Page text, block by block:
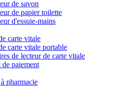
de savon
de papier toilette
d'essuie-mains
carte vitale
carte vitale portable
de lecteur de carte vitale
paiement
pharmacie